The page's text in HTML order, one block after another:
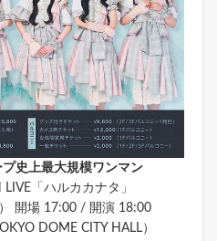
史上最大規模ワンマン
「ハルカカナタ」
開場 17:00 / 開演 18:00
DOME CITY HALL）